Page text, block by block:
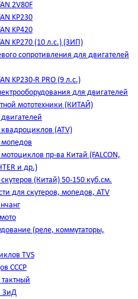
2V80F
KP230
KP420
KP270 (10 л.с.) (ЗИП)
сопротивления для двигателей
KP230-R PRO (9 л.с.)
для двигателей
мототехники (КИТАЙ)
(ATV)
мопедов
пр-ва Китай (FALCON,
и др.)
(Китай) 50-150 куб.см.
для скутеров, мопедов, ATV
(реле, коммутаторы,
TVS
СССР
ЗиД